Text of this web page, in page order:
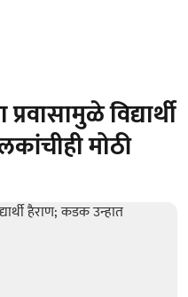
विद्यार्थी
मोठी